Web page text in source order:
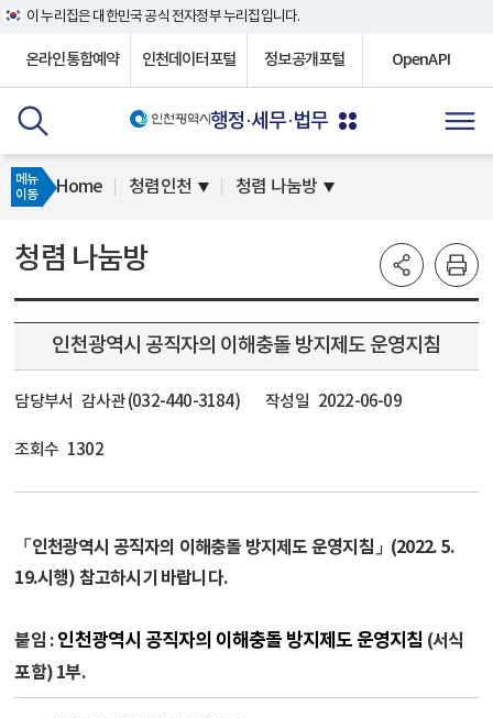
이 누리집은 대한민국 공식 전자정부 누리집입니다.
온라인통합예약 인천데이터포털 정보공개포털 OpenAPI
행정·세무·법무
메뉴
이동
Home 청렴인천 청렴 나눔방
청렴 나눔방
인천광역시 공직자의 이해충돌 방지제도 운영지침
담당부서 감사관 (032-440-3184) 작성일 2022-06-09
조회수 1302
「인천광역시 공직자의 이해충돌 방지제도 운영지침」(2022. 5.
19.시행) 참고하시기 바랍니다.
붙임 : 인천광역시 공직자의 이해충돌 방지제도 운영지침 (서식
포함) 1부.